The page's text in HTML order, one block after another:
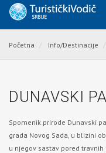
Početna Info/Destinacije
DUNAVSKI
Spomenik prirode Dunavski
grada Novog Sada, u blizini
u njegov sastav pored